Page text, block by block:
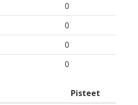
0
0
0
0
Pisteet